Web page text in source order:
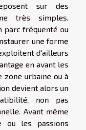
sur des
très simples.
parc fréquenté ou
une forme
d'ailleurs
en avant les
urbaine ou à
devient alors un
non pas
Avant même
ou les passions